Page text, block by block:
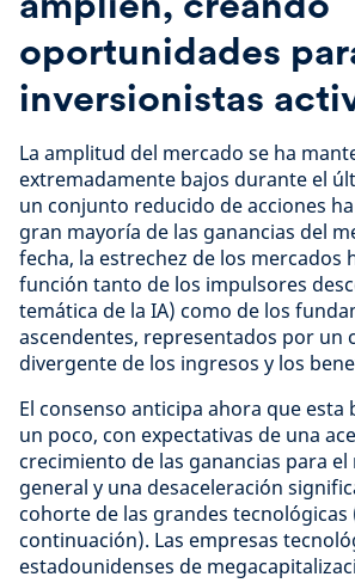
oportunidades
inversionistas
La amplitud del mercado se ha
extremadamente bajos durante el
un conjunto reducido de acciones
gran mayoría de las ganancias del
fecha, la estrechez de los mercados
función tanto de los impulsores
temática de la IA) como de los
ascendentes, representados por un
divergente de los ingresos y los
El consenso anticipa ahora que esta
un poco, con expectativas de una
crecimiento de las ganancias para el
general y una desaceleración
cohorte de las grandes tecnológicas
continuación). Las empresas
estadounidenses de